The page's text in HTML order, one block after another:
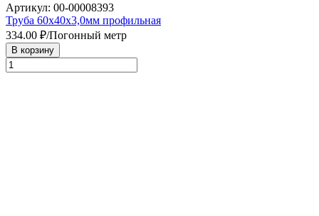
Артикул: 00-00008393
Труба 60х40х3,0мм профильная
334.00 ₽/Погонный метр
В корзину